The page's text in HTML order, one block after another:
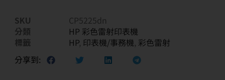
SKU
CP5225dn
分類
HP 彩色雷射印表機
標籤
HP, 印表機/事務機, 彩色雷射
分享到: